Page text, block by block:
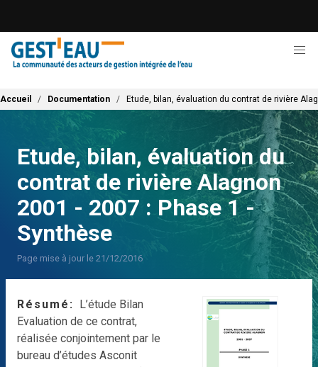
contenu
principal
Fil d'Ariane
Accueil Documentation Etude, bilan, évaluation du contrat de rivière
Etude, bilan, évaluation du
contrat de rivière Alagnon
2001 - 2007 : Phase 1 -
Synthèse
Page mise à jour le 21/12/2016
Résumé
L’étude Bilan
Evaluation de ce contrat,
réalisée conjointement par le
bureau d’études Asconit